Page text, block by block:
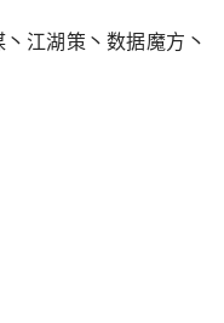
江湖策丶数据魔方丶